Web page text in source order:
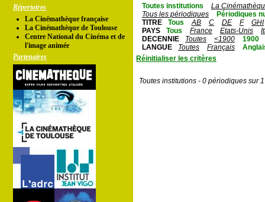
Répertoires
La Cinémathèque française
La Cinémathèque de Toulouse
Centre National du Cinéma et de
l'image animée
Partenaires
Toutes institutions
La
Tous les périodiques
Périodiques
TITRE
Tous AB C DE F
GHI
PAYS
Tous France Etats-Unis
DECENNIE
Toutes <1900
1900
LANGUE
Toutes Français
Réinitialiser les critères
Toutes institutions - 0 périodiques sur